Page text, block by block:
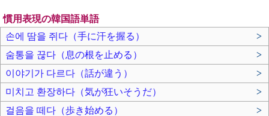
慣用表現の韓国語単語
손에 땀을 쥐다（手に汗を握る）
>
숨통을 끊다（息の根を止める）
>
이야기가 다르다（話が違う）
>
미치고 환장하다（気が狂いそうだ）
>
걸음을 떼다（歩き始める）
>